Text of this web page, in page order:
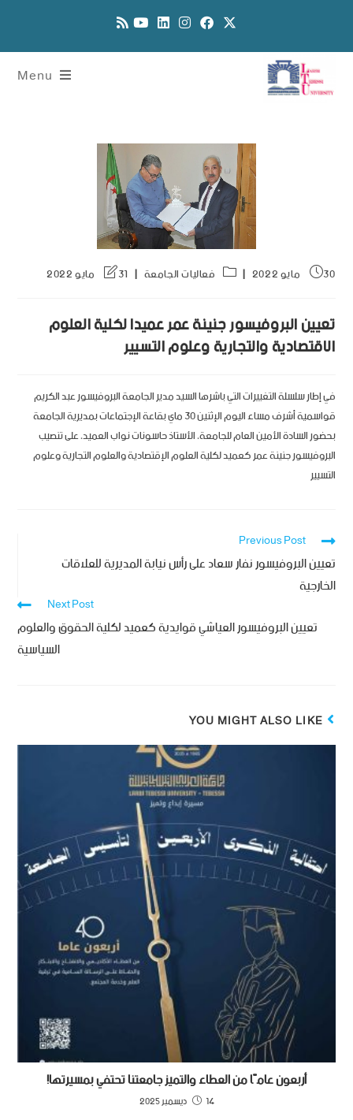
Menu
30 مايو 2022 فعاليات الجامعة 31 مايو 2022
تعيين البروفيسور جنينة عمر عميدا لكلية العلوم
الاقتصادية والتجارية وعلوم التسيير
في إطار سلسلة التغييرات التي باشرها السيد مدير الجامعة البروفيسور عبد الكريم
قواسمية أشرف مساء اليوم الإثنين 30 ماي بقاعة الإجتماعات بمديرية الجامعة
بحضور السادة الأمين العام للجامعة، الأستاذ حاسونات نواب العميد، على تنصيب
البروفيسور جنينة عمر كعميد لكلية العلوم الإقتصادية والعلوم التجارية وعلوم
التسيير
Previous Post
تعيين البروفيسور نفار سعاد على رأس نيابة المديرية للعلاقات
الخارجية
Next Post
تعيين البروفيسور العياشي قوايدية كعميد لكلية الحقوق والعلوم
السياسية
YOU MIGHT ALSO LIKE
أربعون عامًا من العطاء والتميز جامعتنا تحتفي بمسيرتها!
14 ديسمبر 2025